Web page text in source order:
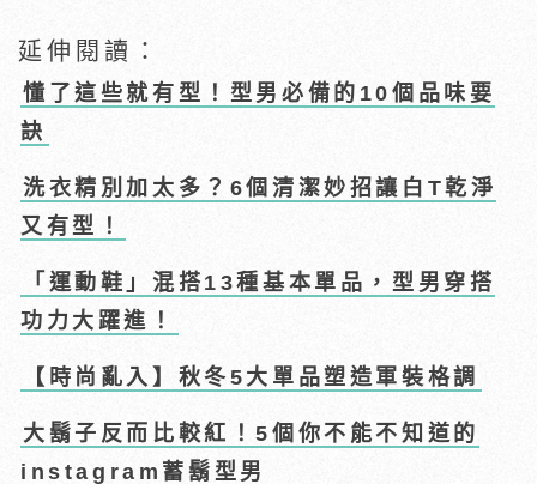
延伸閱讀：
懂了這些就有型！型男必備的10個品味要
訣
洗衣精別加太多？6個清潔妙招讓白T乾淨
又有型！
「運動鞋」混搭13種基本單品，型男穿搭
功力大躍進！
【時尚亂入】秋冬5大單品塑造軍裝格調
大鬍子反而比較紅！5個你不能不知道的
instagram蓄鬍型男